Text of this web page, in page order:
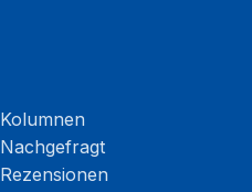
Kolumnen
Nachgefragt
Rezensionen